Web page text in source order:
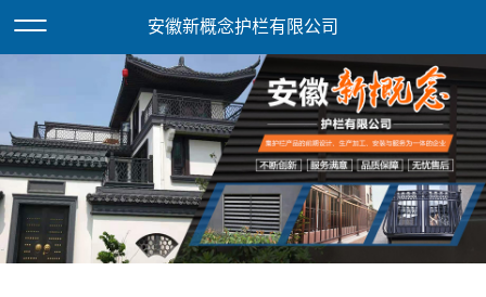
欢迎访问安徽新概念护栏有限公司网站！
安徽新概念护栏有限公司